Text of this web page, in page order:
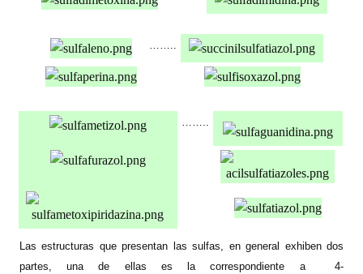
……..
……..
Las estructuras que presentan las sulfas, en general exhiben dos
partes, una de ellas es la correspondiente a
4-